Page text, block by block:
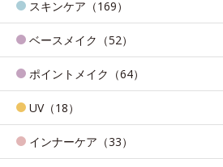
スキンケア（169）
ベースメイク（52）
ポイントメイク（64）
UV（18）
インナーケア（33）